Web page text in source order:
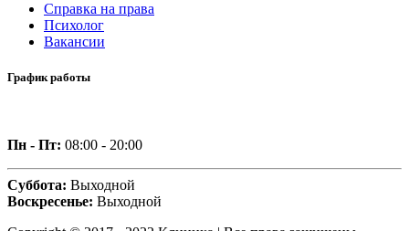
Справка на права
Психолог
Вакансии
График работы
Пн - Пт: 08:00 - 20:00
Суббота: Выходной
Воскресенье: Выходной